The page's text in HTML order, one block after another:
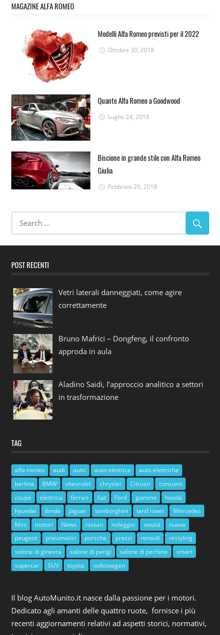
MAGAZINE ALFA ROMEO
Modelli Alfa Romeo previsti per il 2022
Ottobre 30, 2018
Quante Alfa Romeo a Goodwood
Luglio 24, 2018
Biscione in grande stile con Alfa Romeo
Giulia
Febbraio 20, 2018
POST RECENTI
Vetri laterali danneggiati, come agire
correttamente
Bruno Mafrici – Dongfeng, il confronto
approda in aula
Aladino Saidi, l’approccio analitico a settori
in trasformazione
TAG
alfa romeo audi auto auto elettrica
auto elettriche
berlina
BMW chevrolet chrysler Citroen
consumi
coupè
elettrica ferrari fiat Ford gomme
honda
hyundai
ibrida jaguar lamborghini land rover
Mercedes
Mini
motori News nissan noleggio novità
nuova
peugeot
pneumatici porsche prezzi renault
restyling
salone di ginevra
salone di parigi salone di pechino
smart
supercar
SUV toyota volkswagen
Il blog AutoMunito.it nasce dalla passione per i motori.
Dedicato agli amanti delle quattro ruote, fornisce i più
recenti aggiornamenti relativi ad aspetti storici, normativi,